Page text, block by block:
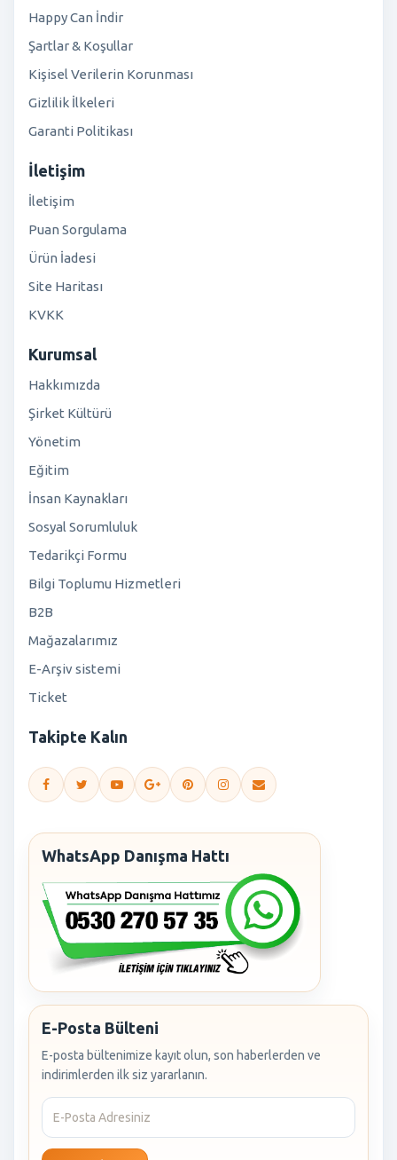
Happy Can İndir
Şartlar & Koşullar
Kişisel Verilerin Korunması
Gizlilik İlkeleri
Garanti Politikası
İletişim
İletişim
Puan Sorgulama
Ürün İadesi
Site Haritası
KVKK
Kurumsal
Hakkımızda
Şirket Kültürü
Yönetim
Eğitim
İnsan Kaynakları
Sosyal Sorumluluk
Tedarikçi Formu
Bilgi Toplumu Hizmetleri
B2B
Mağazalarımız
E-Arşiv sistemi
Ticket
Takipte Kalın
WhatsApp Danışma Hattı
E-Posta Bülteni
E-posta bültenimize kayıt olun, son haberlerden ve
indirimlerden ilk siz yararlanın.